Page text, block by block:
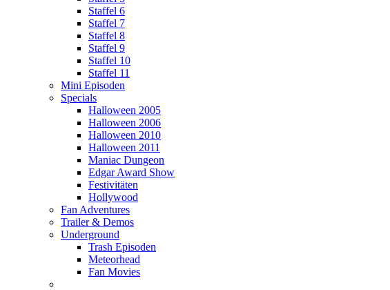
Staffel 6
Staffel 7
Staffel 8
Staffel 9
Staffel 10
Staffel 11
Mini Episoden
Specials
Halloween 2005
Halloween 2006
Halloween 2010
Halloween 2011
Maniac Dungeon
Edgar Award Show
Festivitäten
Hollywood
Fan Adventures
Trailer & Demos
Underground
Trash Episoden
Meteorhead
Fan Movies